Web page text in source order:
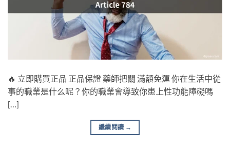
🔥 立即購買正品 正品保證 藥師把關 滿額免運 你在生活中從
事的職業是什么呢？你的職業會導致你患上性功能障礙嗎
[…]
繼續閱讀 →